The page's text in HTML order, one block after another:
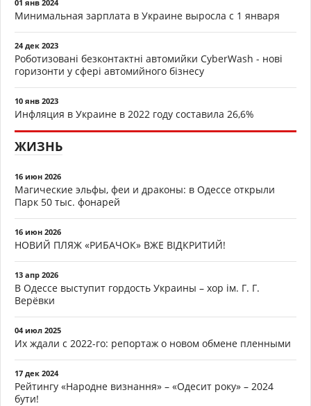
01 янв 2024
Минимальная зарплата в Украине выросла с 1 января
24 дек 2023
Роботизовані безконтактні автомийки CyberWash - нові
горизонти у сфері автомийного бізнесу
10 янв 2023
Инфляция в Украине в 2022 году составила 26,6%
ЖИЗНЬ
16 июн 2026
Магические эльфы, феи и драконы: в Одессе открыли
Парк 50 тыс. фонарей
16 июн 2026
НОВИЙ ПЛЯЖ «РИБАЧОК» ВЖЕ ВІДКРИТИЙ!
13 апр 2026
В Одессе выступит гордость Украины – хор ім. Г. Г.
Верёвки
04 июл 2025
Их ждали с 2022-го: репортаж о новом обмене пленными
17 дек 2024
Рейтингу «Народне визнання» – «Одесит року» – 2024
бути!